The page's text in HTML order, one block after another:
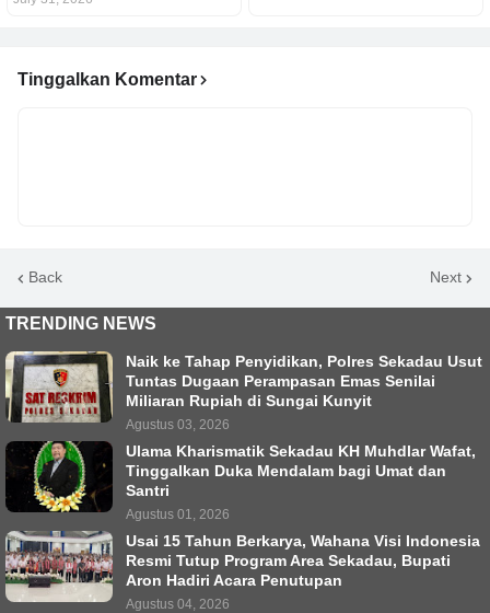
Tinggalkan Komentar
Back Next
TRENDING NEWS
Naik ke Tahap Penyidikan, Polres Sekadau Usut
Tuntas Dugaan Perampasan Emas Senilai
Miliaran Rupiah di Sungai Kunyit
Agustus 03, 2026
Ulama Kharismatik Sekadau KH Muhdlar Wafat,
Tinggalkan Duka Mendalam bagi Umat dan
Santri
Agustus 01, 2026
Usai 15 Tahun Berkarya, Wahana Visi Indonesia
Resmi Tutup Program Area Sekadau, Bupati
Aron Hadiri Acara Penutupan
Agustus 04, 2026